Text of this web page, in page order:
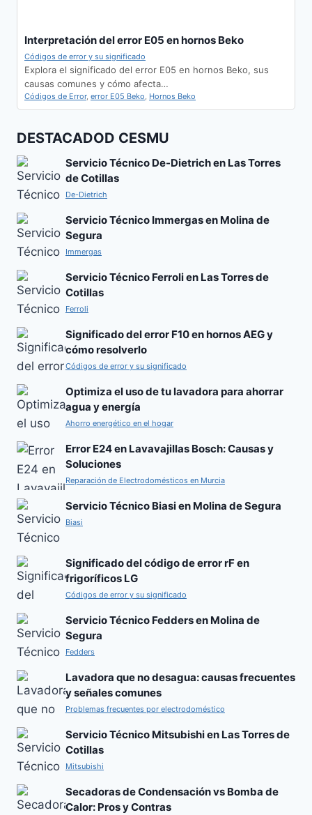
Interpretación del error E05 en hornos Beko
Códigos de error y su significado
Explora el significado del error E05 en hornos Beko, sus
causas comunes y cómo afecta…
Códigos de Error, error E05 Beko, Hornos Beko
DESTACADOD CESMU
Servicio Técnico De-Dietrich en Las Torres
de Cotillas
De-Dietrich
Servicio Técnico Immergas en Molina de
Segura
Immergas
Servicio Técnico Ferroli en Las Torres de
Cotillas
Ferroli
Significado del error F10 en hornos AEG y
cómo resolverlo
Códigos de error y su significado
Optimiza el uso de tu lavadora para ahorrar
agua y energía
Ahorro energético en el hogar
Error E24 en Lavavajillas Bosch: Causas y
Soluciones
Reparación de Electrodomésticos en Murcia
Servicio Técnico Biasi en Molina de Segura
Biasi
Significado del código de error rF en
frigoríficos LG
Códigos de error y su significado
Servicio Técnico Fedders en Molina de
Segura
Fedders
Lavadora que no desagua: causas frecuentes
y señales comunes
Problemas frecuentes por electrodoméstico
Servicio Técnico Mitsubishi en Las Torres de
Cotillas
Mitsubishi
Secadoras de Condensación vs Bomba de
Calor: Pros y Contras